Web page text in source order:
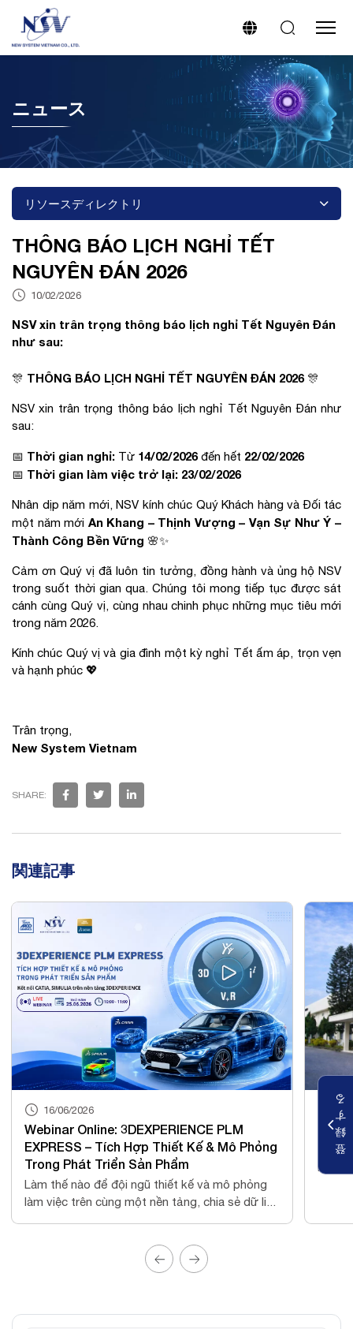
ニュース
リソースディレクトリ
THÔNG BÁO LỊCH NGHỈ TẾT
NGUYÊN ĐÁN 2026
10/02/2026
NSV xin trân trọng thông báo lịch nghỉ Tết Nguyên Đán
như sau:
🎊 THÔNG BÁO LỊCH NGHỈ TẾT NGUYÊN ĐÁN 2026 🎊
NSV xin trân trọng thông báo lịch nghỉ Tết Nguyên Đán như
sau:
📅 Thời gian nghỉ: Từ 14/02/2026 đến hết 22/02/2026
📅 Thời gian làm việc trở lại: 23/02/2026
Nhân dịp năm mới, NSV kính chúc Quý Khách hàng và Đối tác
một năm mới An Khang – Thịnh Vượng – Vạn Sự Như Ý –
Thành Công Bền Vững 🌸✨
Cảm ơn Quý vị đã luôn tin tưởng, đồng hành và ủng hộ NSV
trong suốt thời gian qua. Chúng tôi mong tiếp tục được sát
cánh cùng Quý vị, cùng nhau chinh phục những mục tiêu mới
trong năm 2026.
Kính chúc Quý vị và gia đình một kỳ nghỉ Tết ấm áp, trọn vẹn
và hạnh phúc 💖
Trân trọng,
New System Vietnam
SHARE:
関連記事
16/06/2026
Webinar Online: 3DEXPERIENCE PLM
EXPRESS – Tích Hợp Thiết Kế & Mô Phỏng
Trong Phát Triển Sản Phẩm
Làm thế nào để đội ngũ thiết kế và mô phỏng
làm việc trên cùng một nền tảng, chia sẻ dữ li...
NSV
hàng
登
録
す
る